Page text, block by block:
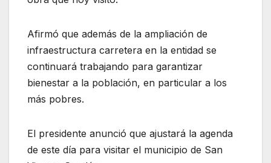
Afirmó que además de la ampliación de
infraestructura carretera en la entidad se
continuará trabajando para garantizar
bienestar a la población, en particular a los
más pobres.
El presidente anunció que ajustará la agenda
de este día para visitar el municipio de San